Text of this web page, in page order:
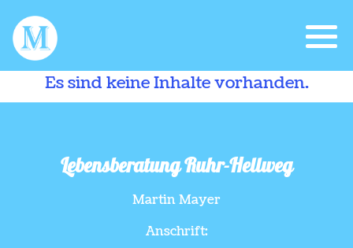
Es sind keine Inhalte vorhanden.
Lebensberatung Ruhr-Hellweg
Martin Mayer
Anschrift: